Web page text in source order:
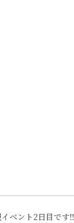
ベント2日目です‼️